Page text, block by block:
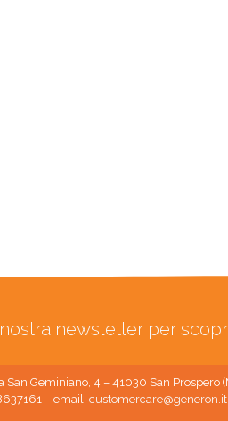
newsletter per
San Geminiano, 4 – 41030 San
– email: customercare@generon.it|